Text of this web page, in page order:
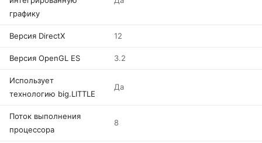
графику
Версия DirectX 12
Версия OpenGL ES 3.2
Использует
технологию big.LITTLE
Да
Поток выполнения
процессора
8